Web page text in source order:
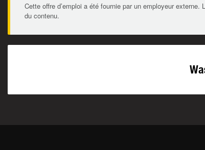
Cette offre d’emploi a été fournie par un employeur
du contenu.